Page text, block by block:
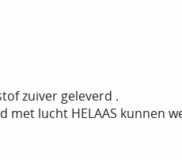
zuiver geleverd .
met lucht HELAAS kunnen